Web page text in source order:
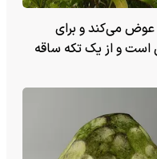
می‌کند و برای
است و از یک تکه ساقه